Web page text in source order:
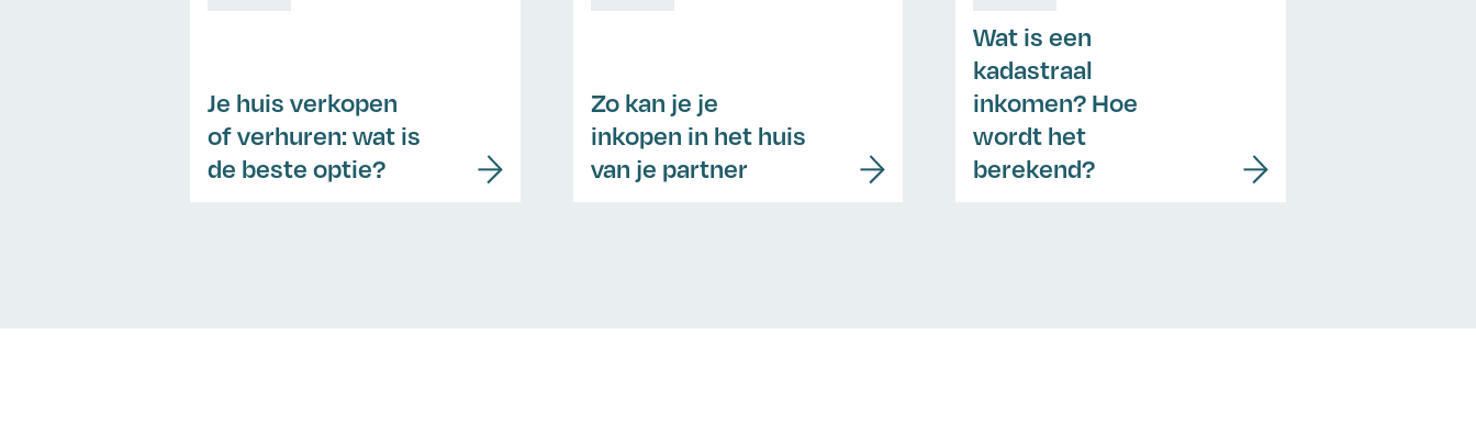
Je huis verkopen
of verhuren: wat is
de beste optie?
Zo kan je je
inkopen in het huis
van je partner
Wat is een
kadastraal
inkomen? Hoe
wordt het
berekend?